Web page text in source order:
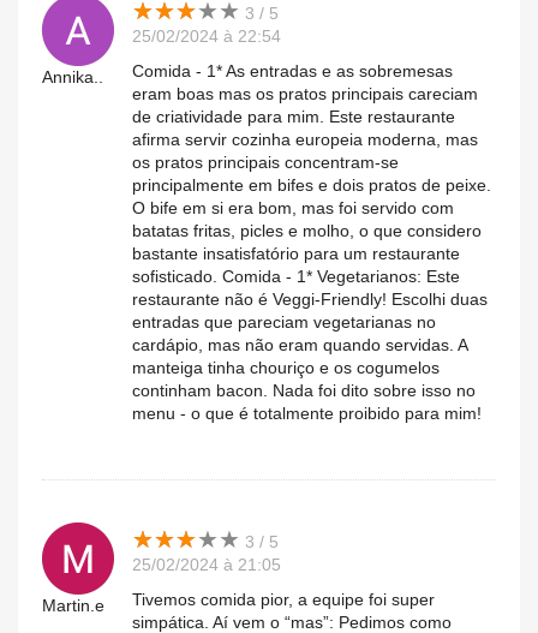
Annika..
★★★★★
★★★★★ 3 / 5
25/02/2024 à 22:54
Comida - 1* As entradas e as sobremesas
eram boas mas os pratos principais careciam
de criatividade para mim. Este restaurante
afirma servir cozinha europeia moderna, mas
os pratos principais concentram-se
principalmente em bifes e dois pratos de peixe.
O bife em si era bom, mas foi servido com
batatas fritas, picles e molho, o que considero
bastante insatisfatório para um restaurante
sofisticado. Comida - 1* Vegetarianos: Este
restaurante não é Veggi-Friendly! Escolhi duas
entradas que pareciam vegetarianas no
cardápio, mas não eram quando servidas. A
manteiga tinha chouriço e os cogumelos
continham bacon. Nada foi dito sobre isso no
menu - o que é totalmente proibido para mim!
Martin.e
★★★★★
★★★★★ 3 / 5
25/02/2024 à 21:05
Tivemos comida pior, a equipe foi super
simpática. Aí vem o “mas”: Pedimos como